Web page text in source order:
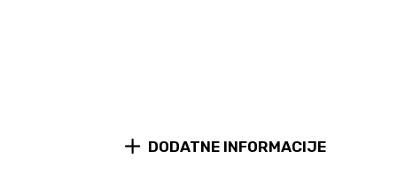
DODATNE INFORMACIJE